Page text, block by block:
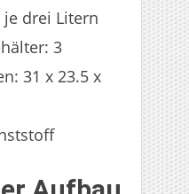
drei Litern
3
31 x 23.5 x